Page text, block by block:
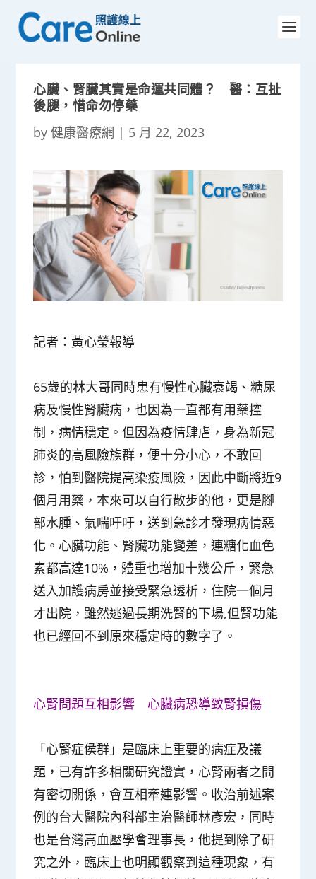
心臟、腎臟其實是命運共同體？ 醫：互扯
後腿，惜命勿停藥
by健康醫療網 | 5 月 22, 2023
記者：黃心瑩報導
65歲的林大哥同時患有慢性心臟衰竭、糖尿
病及慢性腎臟病，也因為一直都有用藥控
制，病情穩定。但因為疫情肆虐，身為新冠
肺炎的高風險族群，便十分小心，不敢回
診，怕到醫院提高染疫風險，因此中斷將近9
個月用藥，本來可以自行散步的他，更是腳
部水腫、氣喘吁吁，送到急診才發現病情惡
化。心臟功能、腎臟功能變差，連糖化血色
素都高達10%，體重也增加十幾公斤，緊急
送入加護病房並接受緊急透析，住院一個月
才出院，雖然逃過長期洗腎的下場,但腎功能
也已經回不到原來穩定時的數字了。
心腎問題互相影響 心臟病恐導致腎損傷
「心腎症侯群」是臨床上重要的病症及議
題，已有許多相關研究證實，心腎兩者之間
有密切關係，會互相牽連影響。收治前述案
例的台大醫院內科部主治醫師林彥宏，同時
也是台灣高血壓學會理事長，他提到除了研
究之外，臨床上也明顯觀察到這種現象，有